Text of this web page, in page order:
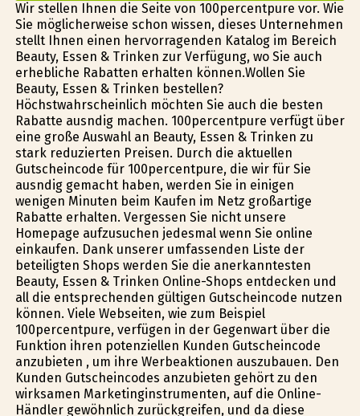
Wir stellen Ihnen die Seite von 100percentpure vor. Wie
Sie möglicherweise schon wissen, dieses Unternehmen
stellt Ihnen einen hervorragenden Katalog im Bereich
Beauty, Essen & Trinken zur Verfügung, wo Sie auch
erhebliche Rabatten erhalten können.Wollen Sie
Beauty, Essen & Trinken bestellen?
Höchstwahrscheinlich möchten Sie auch die besten
Rabatte ausfindig machen. 100percentpure verfügt über
eine große Auswahl an Beauty, Essen & Trinken zu
stark reduzierten Preisen. Durch die aktuellen
Gutscheincode für 100percentpure, die wir für Sie
ausfindig gemacht haben, werden Sie in einigen
wenigen Minuten beim Kaufen im Netz großartige
Rabatte erhalten. Vergessen Sie nicht unsere
Homepage aufzusuchen jedesmal wenn Sie online
einkaufen. Dank unserer umfassenden Liste der
beteiligten Shops werden Sie die anerkanntesten
Beauty, Essen & Trinken Online-Shops entdecken und
all die entsprechenden gültigen Gutscheincode nutzen
können. Viele Webseiten, wie zum Beispiel
100percentpure, verfügen in der Gegenwart über die
Funktion ihren potenziellen Kunden Gutscheincode
anzubieten , um ihre Werbeaktionen auszubauen. Den
Kunden Gutscheincodes anzubieten gehört zu den
wirksamen Marketinginstrumenten, auf die Online-
Händler gewöhnlich zurückgreifen, und da diese